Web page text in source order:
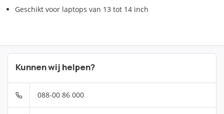
Geschikt voor laptops van 13 tot 14 inch
Kunnen wij helpen?
088-00 86 000